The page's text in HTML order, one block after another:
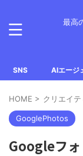
最高
SNS AIエージ
HOME > クリエイ
GooglePhotos
Googleフォ